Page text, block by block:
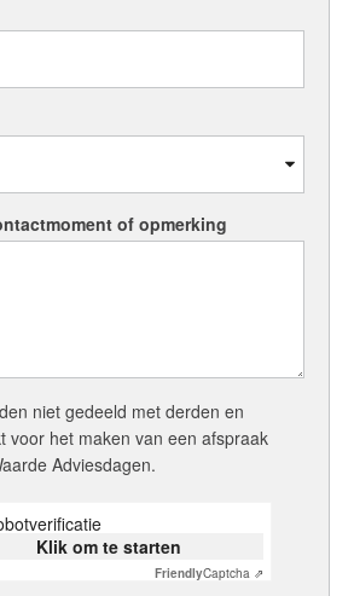
of opmerking
niet gedeeld met derden en
voor het maken van een afspraak
Adviesdagen.
Klik om te starten
FriendlyCaptcha ⇗